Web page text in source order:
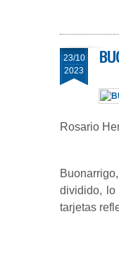
23/10
2023
Rosario
dividido, lo
tarjetas